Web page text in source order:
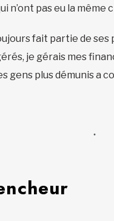
n’ont pas eu la même
fait partie de
je gérais mes
gens plus démunis a